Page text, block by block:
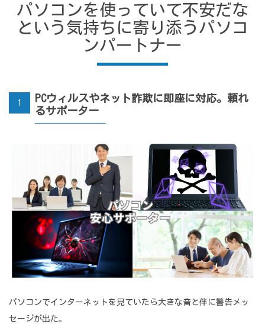
パソコンを使っていて不安だな
という気持ちに寄り添うパソコ
ンパートナー
1
PCウィルスやネット詐欺に即座に対応。頼れ
るサポーター
パソコンでインターネットを見ていたら大きな音と伴に警告メッ
セージが出た。